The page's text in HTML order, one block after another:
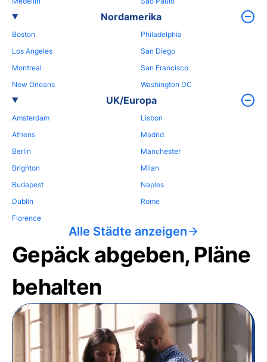
Nordamerika
Boston
Los Angeles
Montreal
New Orleans
Philadelphia
San Diego
San Francisco
Washington DC
UK/Europa
Amsterdam
Athens
Berlin
Brighton
Budapest
Dublin
Florence
Lisbon
Madrid
Manchester
Milan
Naples
Rome
Alle Städte anzeigen
Gepäck abgeben, Pläne
behalten